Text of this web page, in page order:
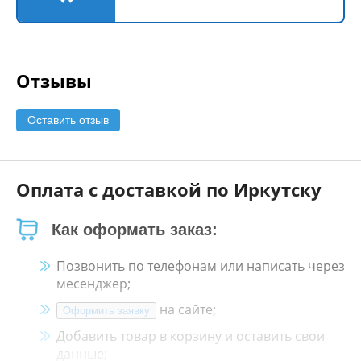
Отзывы
Оставить отзыв
Оплата с доставкой по Иркутску
Как оформать заказ:
Позвонить по телефонам или написать через
месенджер;
Оформить заявку
на сайте;
Добавить товар в корзину и оставить свои
данные;